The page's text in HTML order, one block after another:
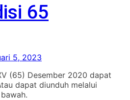
65
5, 2023
(65) Desember 2020 dapat
dapat diunduh melalui